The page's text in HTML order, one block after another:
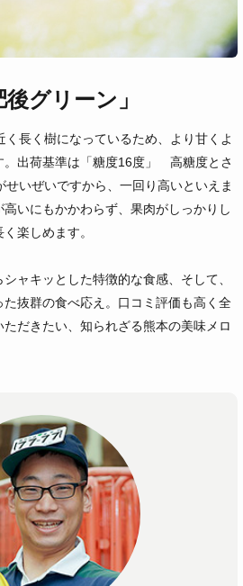
グリーン」
長く樹になっているため、より甘くよ
。出荷基準は「糖度16度」 高糖度とさ
いぜいですから、一回り高いといえま
いにもかかわらず、果肉がしっかりし
楽しめます。
ャキッとした特徴的な食感、そして、
抜群の食べ応え。口コミ評価も高く全
だきたい、知られざる熊本の美味メロ